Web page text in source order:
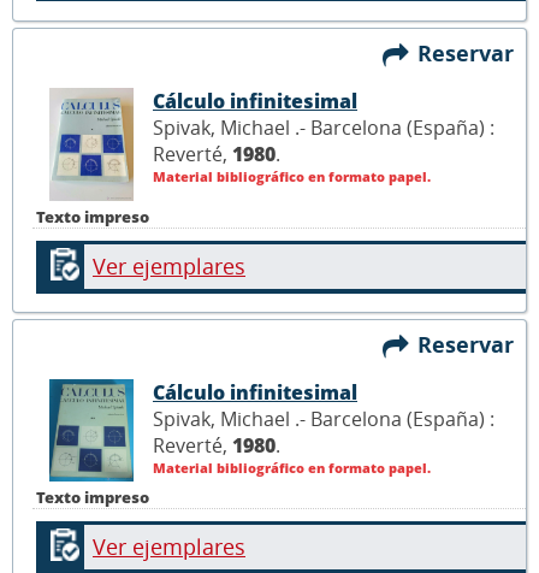
Reservar
Texto impreso
Cálculo infinitesimal
Spivak, Michael .- Barcelona (España) :
Reverté, 1980.
Material bibliográfico en formato papel.
Ver ejemplares
Reservar
Texto impreso
Cálculo infinitesimal
Spivak, Michael .- Barcelona (España) :
Reverté, 1980.
Material bibliográfico en formato papel.
Ver ejemplares